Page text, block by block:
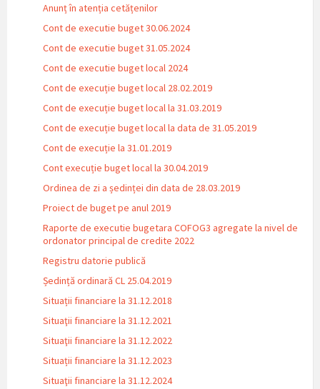
Anunț în atenția cetățenilor
Cont de executie buget 30.06.2024
Cont de executie buget 31.05.2024
Cont de executie buget local 2024
Cont de execuție buget local 28.02.2019
Cont de execuție buget local la 31.03.2019
Cont de execuție buget local la data de 31.05.2019
Cont de execuție la 31.01.2019
Cont execuție buget local la 30.04.2019
Ordinea de zi a ședinței din data de 28.03.2019
Proiect de buget pe anul 2019
Raporte de executie bugetara COFOG3 agregate la nivel de
ordonator principal de credite 2022
Registru datorie publică
Ședință ordinară CL 25.04.2019
Situații financiare la 31.12.2018
Situaţii financiare la 31.12.2021
Situaţii financiare la 31.12.2022
Situații financiare la 31.12.2023
Situaţii financiare la 31.12.2024